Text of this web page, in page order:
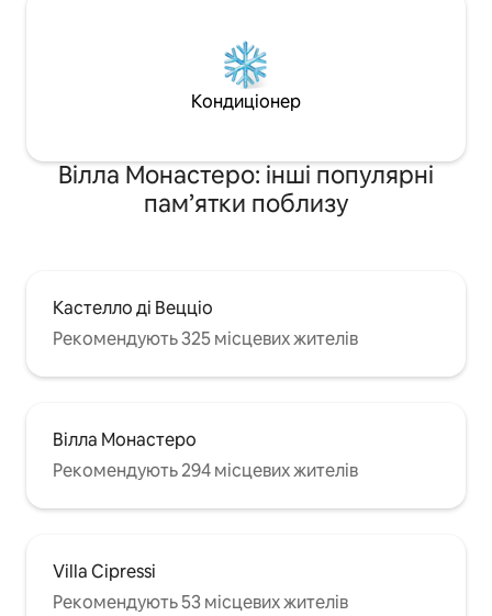
Кондиціонер
Вілла Монастеро: інші популярні
пам’ятки поблизу
Кастелло ді Вецціо
Рекомендують 325 місцевих жителів
Вілла Монастеро
Рекомендують 294 місцевих жителів
Villa Cipressi
Рекомендують 53 місцевих жителів